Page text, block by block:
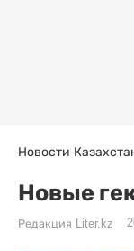
Новости
Новые
Редакция Liter.kz